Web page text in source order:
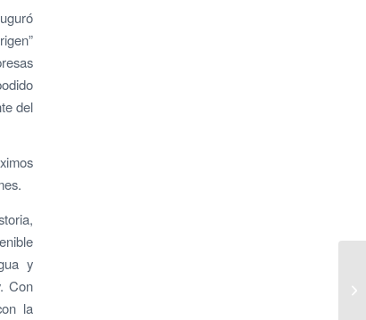
del
y
Con
la